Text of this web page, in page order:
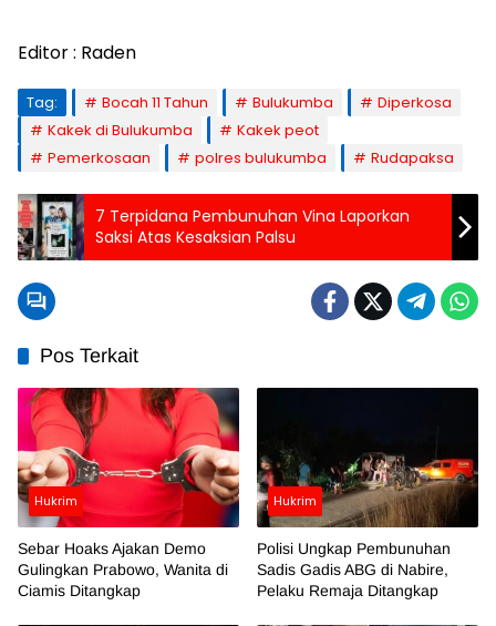
Editor : Raden
Tag: Bocah 11 Tahun Bulukumba
Diperkosa
Kakek di Bulukumba
Kakek peot
Pemerkosaan
polres bulukumba Rudapaksa
7 Terpidana Pembunuhan Vina Laporkan
Saksi Atas Kesaksian Palsu
Pos Terkait
Hukrim
Sebar Hoaks Ajakan Demo
Gulingkan Prabowo, Wanita di
Ciamis Ditangkap
Hukrim
Polisi Ungkap Pembunuhan
Sadis Gadis ABG di Nabire,
Pelaku Remaja Ditangkap